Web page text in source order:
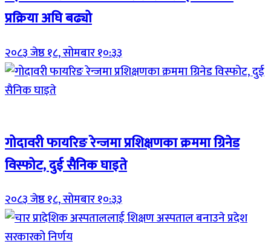
प्रक्रिया अघि बढ्यो
२०८३ जेष्ठ १८, सोमबार १०:३३
गोदावरी फायरिङ रेन्जमा प्रशिक्षणका क्रममा ग्रिनेड
विस्फोट, दुई सैनिक घाइते
२०८३ जेष्ठ १८, सोमबार १०:३३